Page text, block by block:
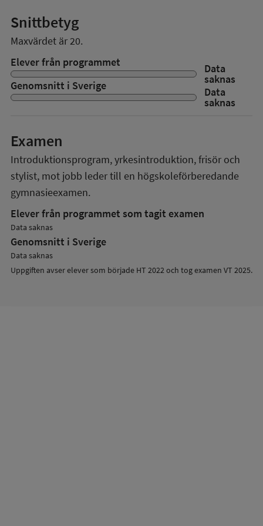
Snittbetyg
Maxvärdet är 20.
Elever från programmet
Data
saknas
Genomsnitt i Sverige Data
saknas
Examen
Introduktionsprogram, yrkesintroduktion, frisör och
stylist, mot jobb leder till en högskoleförberedande
gymnasieexamen.
Elever från programmet som tagit examen
Data saknas
Genomsnitt i Sverige
Data saknas
Uppgiften avser elever som började HT 2022 och tog examen VT 2025.